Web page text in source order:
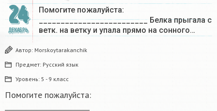
24
ДЕКАБРЬ
Помогите пожалуйста:
_________________________ Белка прыгала с
ветк. на ветку и упала прямо на сонного…
Автор: Morskoytarakanchik
Предмет: Русский язык
Уровень: 5 - 9 класс
Помогите пожалуйста: